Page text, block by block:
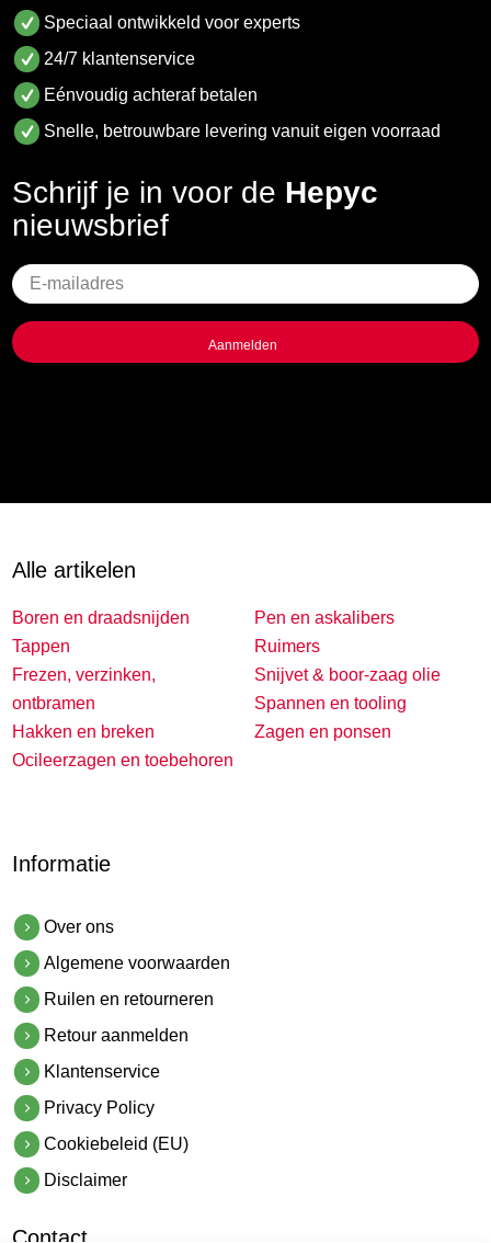
Speciaal ontwikkeld voor experts
24/7 klantenservice
Eénvoudig achteraf betalen
Snelle, betrouwbare levering vanuit eigen voorraad
Schrijf je in voor de Hepyc
nieuwsbrief
Geen
titel
Alle artikelen
Boren en draadsnijden
Tappen
Frezen, verzinken,
ontbramen
Hakken en breken
Ocileerzagen en toebehoren
Pen en askalibers
Ruimers
Snijvet & boor-zaag olie
Spannen en tooling
Zagen en ponsen
Informatie
Over ons
Algemene voorwaarden
Ruilen en retourneren
Retour aanmelden
Klantenservice
Privacy Policy
Cookiebeleid (EU)
Disclaimer
Contact